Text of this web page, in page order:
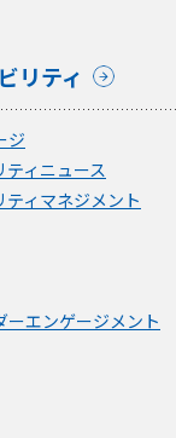
リティ
ジ
ィニュース
ティマネジメント
ーエンゲージメント